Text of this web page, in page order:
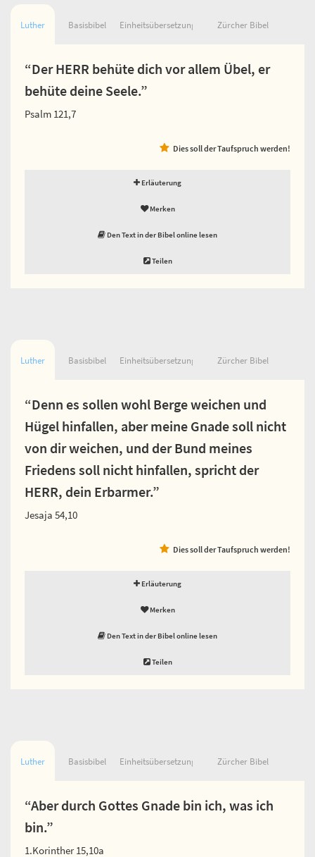
Luther Basisbibel Einheitsübersetzung Zürcher Bibel
“Der HERR behüte dich vor allem Übel, er
behüte deine Seele.”
Psalm 121,7
Dies soll der Taufspruch werden!
Erläuterung
Merken
Den Text in der Bibel online lesen
Teilen
Luther Basisbibel Einheitsübersetzung Zürcher Bibel
“Denn es sollen wohl Berge weichen und
Hügel hinfallen, aber meine Gnade soll nicht
von dir weichen, und der Bund meines
Friedens soll nicht hinfallen, spricht der
HERR, dein Erbarmer.”
Jesaja 54,10
Dies soll der Taufspruch werden!
Erläuterung
Merken
Den Text in der Bibel online lesen
Teilen
Luther Basisbibel Einheitsübersetzung Zürcher Bibel
“Aber durch Gottes Gnade bin ich, was ich
bin.”
1.Korinther 15,10a